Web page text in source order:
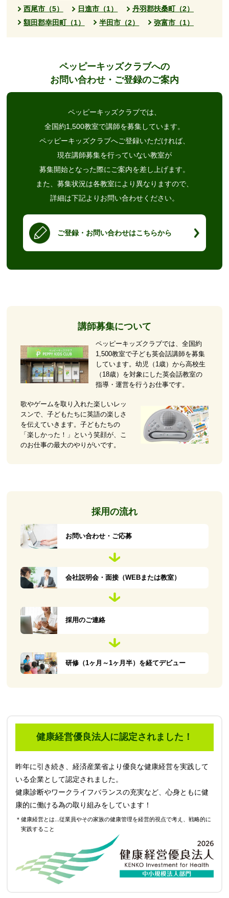
西尾市（5）
日進市（1）
丹羽郡扶桑町（2）
額田郡幸田町（1）
半田市（2） 弥富市（1）
ペッピーキッズクラブへの
お問い合わせ・ご登録のご案内
ペッピーキッズクラブでは、
全国約1,500教室で講師を募集しています。
ペッピーキッズクラブへご登録いただければ、
現在講師募集を行っていない教室が
募集開始となった際にご案内を差し上げます。
また、募集状況は各教室により異なりますので、
詳細は下記よりお問い合わせください。
ご登録・お問い合わせはこちらから
講師募集について
ペッピーキッズクラブでは、全国約
1,500教室で子ども英会話講師を募集
しています。幼児（1歳）から高校生
（18歳）を対象にした英会話教室の
指導・運営を行うお仕事です。
歌やゲームを取り入れた楽しいレッ
スンで、子どもたちに英語の楽しさ
を伝えていきます。子どもたちの
「楽しかった！」という笑顔が、こ
のお仕事の最大のやりがいです。
採用の流れ
お問い合わせ・ご応募
会社説明会・面接（WEBまたは教室）
採用のご連絡
研修（1ヶ月～1ヶ月半）を経てデビュー
健康経営優良法人に認定されました！
昨年に引き続き、経済産業省より優良な健康経営を実践して
いる企業として認定されました。
健康診断やワークライフバランスの充実など、心身ともに健
康的に働ける為の取り組みをしています！
＊健康経営とは...従業員やその家族の健康管理を経営的視点で考え、戦略的に
実践すること